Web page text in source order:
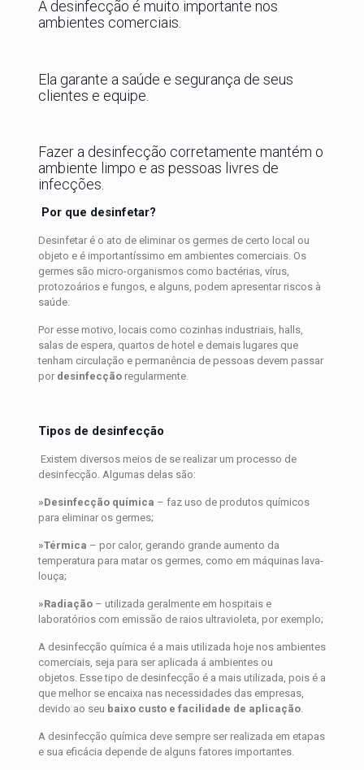
A desinfecção é muito importante nos
ambientes comerciais.
Ela garante a saúde e segurança de seus
clientes e equipe.
Fazer a desinfecção corretamente mantém o
ambiente limpo e as pessoas livres de
infecções.
Por que desinfetar?
Desinfetar é o ato de eliminar os germes de certo local ou
objeto e é importantíssimo em ambientes comerciais. Os
germes são micro-organismos como bactérias, vírus,
protozoários e fungos, e alguns, podem apresentar riscos à
saúde.
Por esse motivo, locais como cozinhas industriais, halls,
salas de espera, quartos de hotel e demais lugares que
tenham circulação e permanência de pessoas devem passar
por desinfecçãoregularmente.
Tipos de desinfecção
Existem diversos meios de se realizar um processo de
desinfecção. Algumas delas são:
»Desinfecção química – faz uso de produtos químicos
para eliminar os germes;
»Térmica – por calor, gerando grande aumento da
temperatura para matar os germes, como em máquinas lava-
louça;
»Radiação– utilizada geralmente em hospitais e
laboratórios com emissão de raios ultravioleta, por exemplo;
A desinfecção química é a mais utilizada hoje nos ambientes
comerciais, seja para ser aplicada á ambientes ou
objetos. Esse tipo de desinfecção é a mais utilizada, pois é a
que melhor se encaixa nas necessidades das empresas,
devido ao seu baixo custo e facilidade de aplicação.
A desinfecção química deve sempre ser realizada em etapas
e sua eficácia depende de alguns fatores importantes.